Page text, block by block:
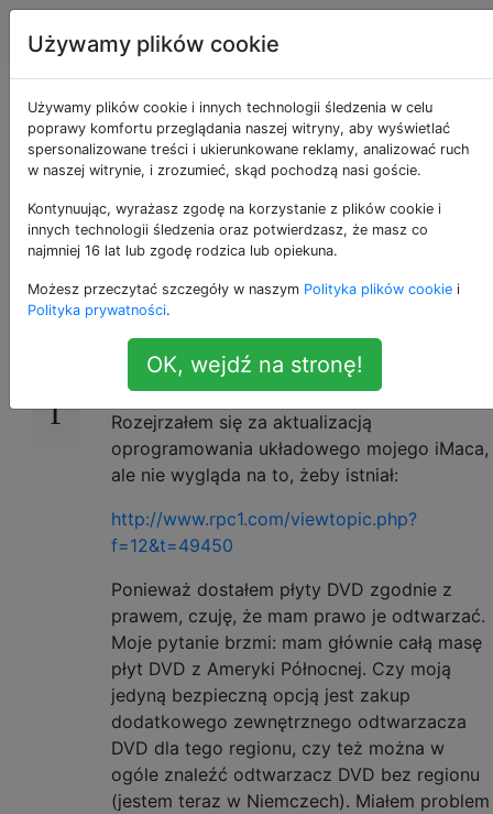
Apple Tagi
Odtwarzanie płyt
DVD z innych
regionów
9
Kilka razy przeniosłem się na różne
Azja -> Europa) i skończyło się na stosie płyt
DVD, których nie mogę teraz odtwarzać.
Rozejrzałem się za aktualizacją
oprogramowania układowego mojego iMaca,
ale nie wygląda na to, żeby istniał:
http://www.rpc1.com/viewtopic.php?
f=12&t=49450
Ponieważ dostałem płyty DVD zgodnie z
prawem, czuję, że mam prawo je odtwarzać.
Moje pytanie brzmi: mam głównie całą masę
płyt DVD z Ameryki Północnej. Czy moją
jedyną bezpieczną opcją jest zakup
dodatkowego zewnętrznego odtwarzacza
DVD dla tego regionu, czy też można w
ogóle znaleźć odtwarzacz DVD bez regionu
(jestem teraz w Niemczech). Miałem problem
Używamy plików cookie
Używamy plików cookie i innych technologii śledzenia w celu
poprawy komfortu przeglądania naszej witryny, aby wyświetlać
spersonalizowane treści i ukierunkowane reklamy, analizować ruch
w naszej witrynie, i zrozumieć, skąd pochodzą nasi goście.
Kontynuując, wyrażasz zgodę na korzystanie z plików cookie i
innych technologii śledzenia oraz potwierdzasz, że masz co
najmniej 16 lat lub zgodę rodzica lub opiekuna.
Możesz przeczytać szczegóły w naszym Polityka plików cookie i
Polityka prywatności.
OK, wejdź na stronę!